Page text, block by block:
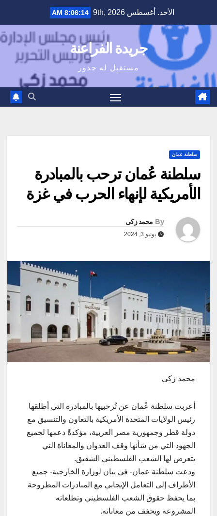
content
الأحد. أغسطس 9th, 2026 8:06:15 AM
جريدة الفراعنة
مستقبل له جذور
سلطنة عمان
سلطنة عُمان ترحب بالمبادرة
الأمريكية لإنهاء الحرب في غزة
By محمد زكى
يونيو 3, 2024
محمد زكى
أعربت سلطنة عُمان عن تُرحبيها بالمبادرة التي أطلقها
رئيس الولايات المتحدة الأمريكية بالتعاون والتنسيق مع
دولة قطر وجمهورية مصر العربية، مؤكدةً دعمها لجميع
الجهود التي من شأنها وقف العدوان والمعاناة التي
يتعرض لها الشعب الفلسطيني الشقيق.
ودعت سلطنة عمان- في بيان لوزارة الخارجية- جميع
الأطراف إلى التعامل الإيجابي مع المبادرات المطروحة
بما يحفظ حقوق الشعب الفلسطيني وتطلعاته
المشروعة ويخفف من معاناته.